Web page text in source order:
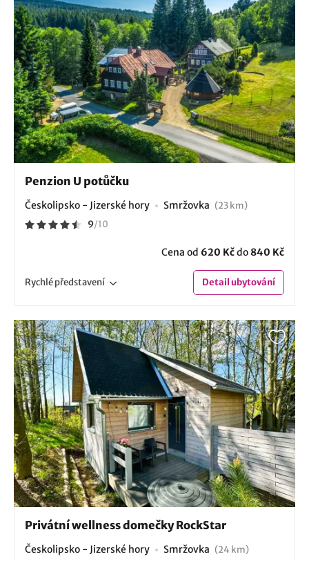
Penzion U potůčku
Českolipsko - Jizerské hory Smržovka (23 km)
9/10
Cena od 620 Kčdo 840 Kč
Rychlépředstavení Detailubytování
Privátní wellness domečky RockStar
Českolipsko - Jizerské hory Smržovka (24 km)